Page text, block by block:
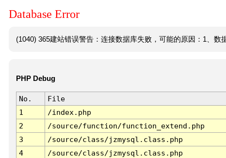
Database Error
(1040) 365建站错误警告：连接数据库失败，可能的原因：1、数
PHP Debug
No. File
1
/index.php
2
/source/function/function_extend.php
3
/source/class/jzmysql.class.php
4
/source/class/jzmysql.class.php